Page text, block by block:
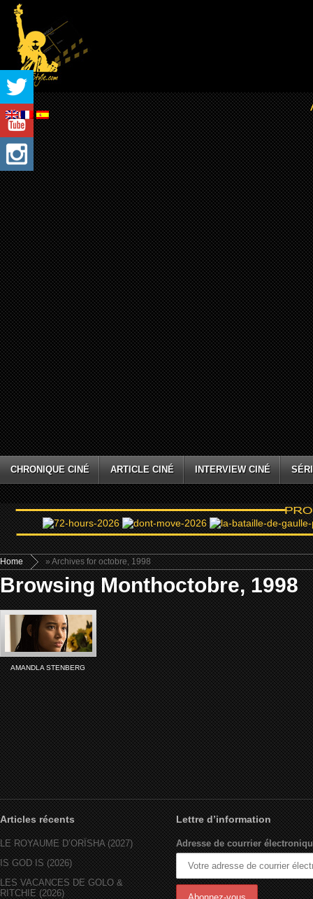
CHRONIQUE CINÉ ARTICLE CINÉ INTERVIEW CINÉ
Home » Archives for octobre, 1998
Browsing Monthoctobre, 1998
AMANDLA STENBERG
Articles récents
LE ROYAUME D’ORÏSHA (2027)
IS GOD IS (2026)
LES VACANCES DE GOLO &
RITCHIE (2026)
Lettre d’information
Adresse de courrier